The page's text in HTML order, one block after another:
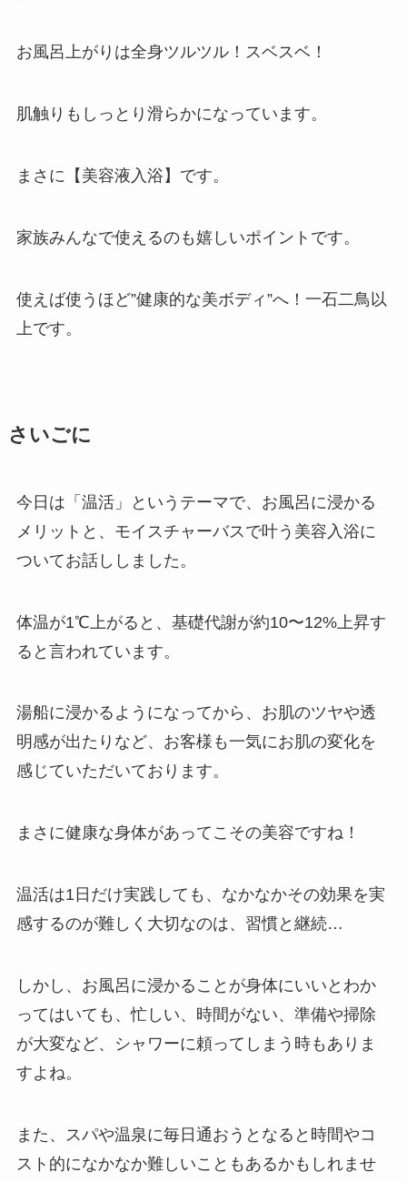
お風呂上がりは全身ツルツル！スベスベ！
肌触りもしっとり滑らかになっています。
まさに【美容液入浴】です。
家族みんなで使えるのも嬉しいポイントです。
使えば使うほど”健康的な美ボディ”へ！一石二鳥以
上です。
さいごに
今日は「温活」というテーマで、お風呂に浸かる
メリットと、モイスチャーバスで叶う美容入浴に
ついてお話ししました。
体温が1℃上がると、基礎代謝が約10〜12%上昇す
ると言われています。
湯船に浸かるようになってから、お肌のツヤや透
明感が出たりなど、お客様も一気にお肌の変化を
感じていただいております。
まさに健康な身体があってこその美容ですね！
温活は1日だけ実践しても、なかなかその効果を実
感するのが難しく大切なのは、習慣と継続…
しかし、お風呂に浸かることが身体にいいとわか
ってはいても、忙しい、時間がない、準備や掃除
が大変など、シャワーに頼ってしまう時もありま
すよね。
また、スパや温泉に毎日通おうとなると時間やコ
スト的になかなか難しいこともあるかもしれませ